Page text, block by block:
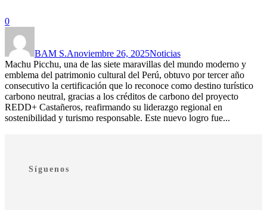
0
BAM S.Anoviembre 26, 2025Noticias
Machu Picchu, una de las siete maravillas del mundo moderno y
emblema del patrimonio cultural del Perú, obtuvo por tercer año
consecutivo la certificación que lo reconoce como destino turístico
carbono neutral, gracias a los créditos de carbono del proyecto
REDD+ Castañeros, reafirmando su liderazgo regional en
sostenibilidad y turismo responsable. Este nuevo logro fue...
Síguenos